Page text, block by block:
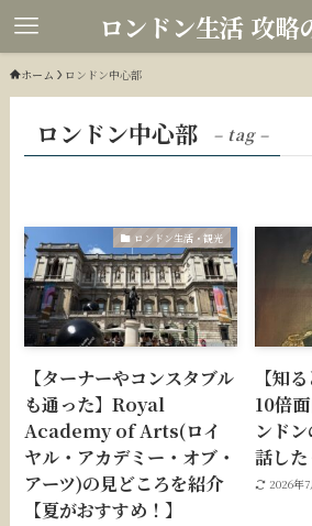
ロンドン生活 攻略
ホーム ロンドン中心部
ロンドン中心部 – tag –
ロンドン生活・観光
【ターナーやコンスタブル
も通った】Royal
Academy of Arts(ロイ
ヤル・アカデミー・オブ・
アーツ)の見どころを紹介
【夏がおすすめ！】
【知
10倍
ンド
話した
2026年